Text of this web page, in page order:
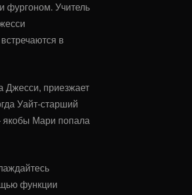
фургоном. Учитель
в
Джесси, приезжает
Уайт-старший
якобы Мари попала
функции